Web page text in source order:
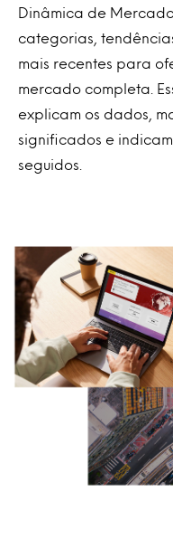
Dinâmica de
categorias,
mais recentes para
mercado completa.
explicam os dados,
significados e
seguidos.